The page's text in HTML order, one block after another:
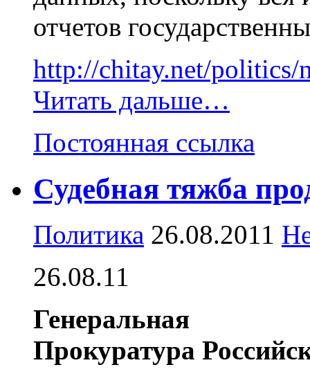
отчетов
http://chitay.net/politics/
Читать дальше…
Постоянная ссылка
Судебная тяжба
Политика 26.08.2011
26.08.11
Генеральная
Прокуратура